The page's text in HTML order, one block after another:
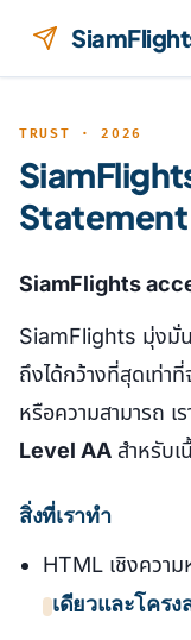
TRUST · 2026
Statement
SiamFlights
SiamFlights มุ่งมั่น
ถึงได้กว้างที่สุดเท่าที่
หรือความสามารถ เ
Level AA สำหรับ
สิ่งที่เราทำ
HTML เชิงควา
เดียวและโคร